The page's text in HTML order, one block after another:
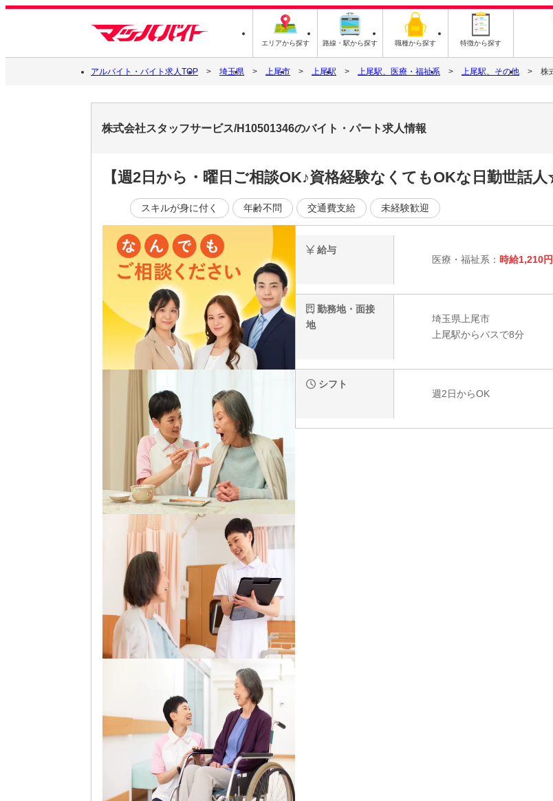
エリアから探す 路線・駅から探す 職種から探す 特徴から探す
アルバイト・バイト求人TOP 埼玉県 上尾市 上尾駅 上尾駅、医療・福祉系 上尾駅、その他 株
株式会社スタッフサービス/H10501346のバイト・パート求人情報
【週2日から・曜日ご相談OK♪資格経験なくてもOKな日勤世話人
スキルが身に付く 年齢不問 交通費支給 未経験歓迎
給与
医療・福祉系： 時給1,210円
勤務地・面接
地
埼玉県上尾市
上尾駅からバスで8分
シフト
週2日からOK